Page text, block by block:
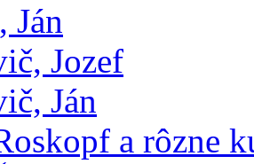
Ján
Jozef
Ján
a rôzne